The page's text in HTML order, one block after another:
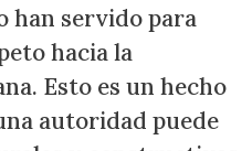
han servido para
hacia la
Esto es un hecho
autoridad puede